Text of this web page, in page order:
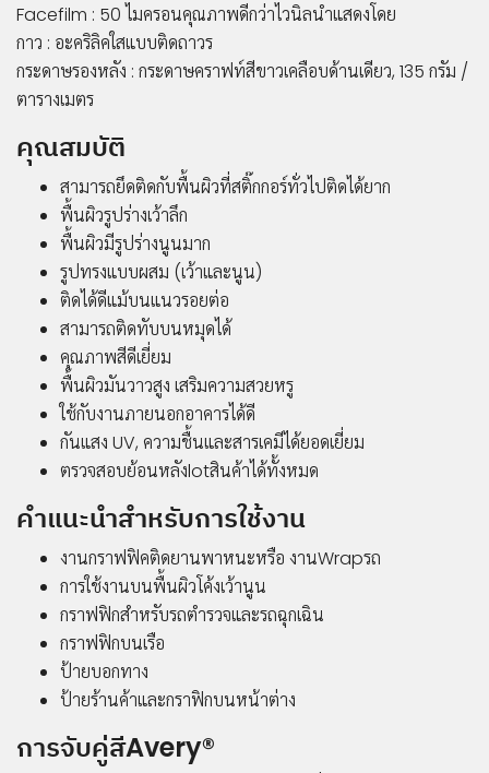
โปร
โมชั่น
สินค้า
การ
ชำระ
เงิน
คำถาม
ที่พบ
ข่าวสาร
กิจกรรม
บริษัท
ติดต่อ
Facefilm : 50 ไมครอนคุณภาพดีกว่าไวนิลนำแสดงโดย
กาว : อะคริลิคใสแบบติดถาวร
กระดาษรองหลัง : กระดาษคราฟท์สีขาวเคลือบด้านเดียว, 135 กรัม /
ตารางเมตร
คุณสมบัติ
สามารถยึดติดกับพื้นผิวที่สติ๊กกอร์ทั่วไปติดได้ยาก
พื้นผิวรูปร่างเว้าลึก
พื้นผิวมีรูปร่างนูนมาก
รูปทรงแบบผสม (เว้าและนูน)
ติดได้ดีแม้บนแนวรอยต่อ
สามารถติดทับบนหมุดได้
คุณภาพสีดีเยี่ยม
พื้นผิวมันวาวสูง เสริมความสวยหรู
ใช้กับงานภายนอกอาคารได้ดี
กันแสง UV, ความชื้นและสารเคมีได้ยอดเยี่ยม
ตรวจสอบย้อนหลังlotสินค้าได้ทั้งหมด
คำแนะนำสำหรับการใช้งาน
งานกราฟฟิคติดยานพาหนะหรือ งานWrapรถ
การใช้งานบนพื้นผิวโค้งเว้านูน
กราฟฟิกสำหรับรถตำรวจและรถฉุกเฉิน
กราฟฟิกบนเรือ
ป้ายบอกทาง
ป้ายร้านค้าและกราฟิกบนหน้าต่าง
การจับคู่สีAvery®